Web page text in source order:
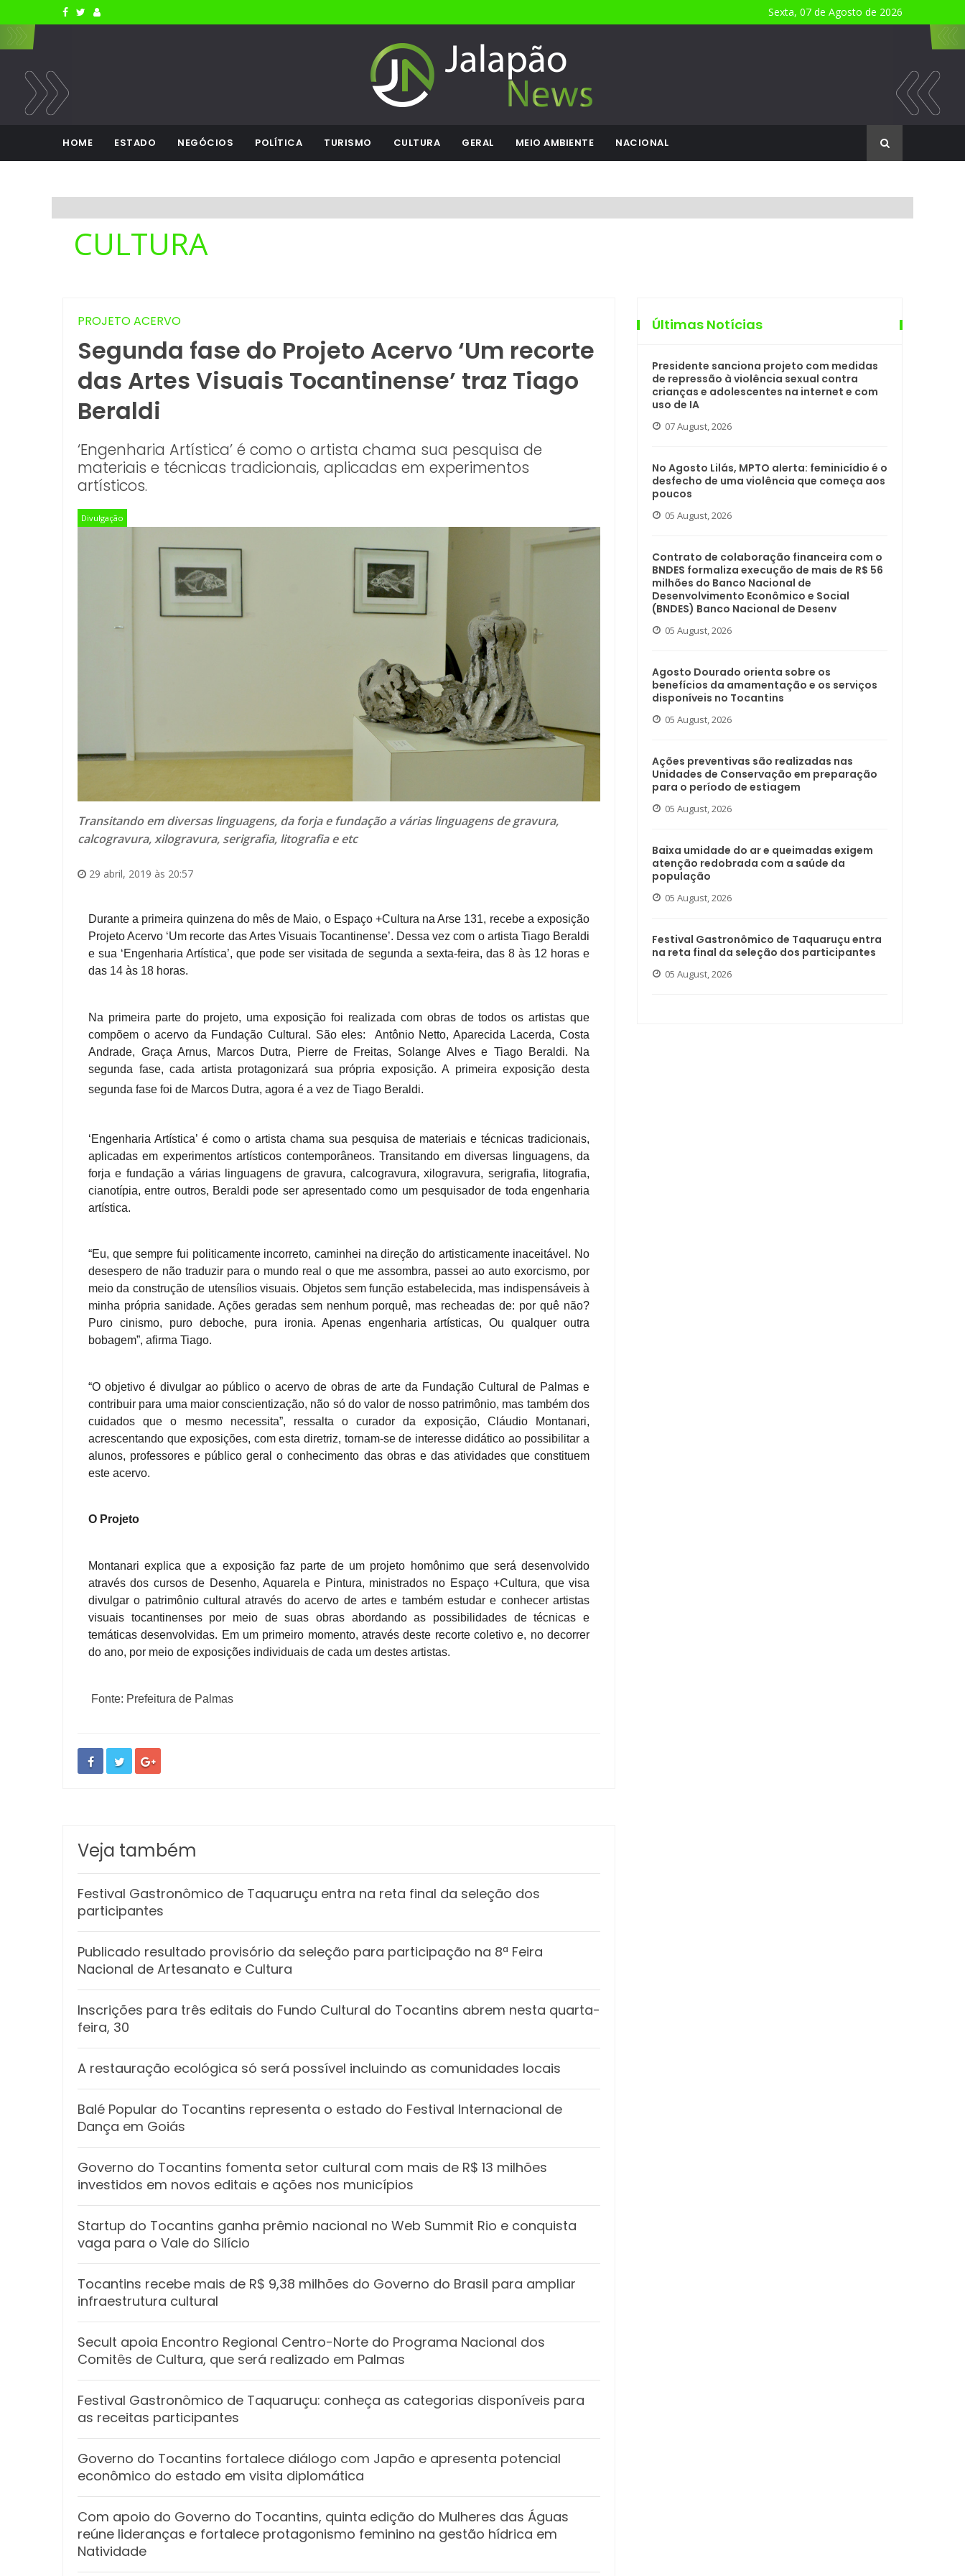
Sexta, 07 de Agosto de 2026
HOME ESTADO NEGÓCIOS POLÍTICA TURISMO CULTURA GERAL MEIO AMBIENTE NACIONAL
CULTURA
PROJETO ACERVO
Segunda fase do Projeto Acervo ‘Um recorte
das Artes Visuais Tocantinense’ traz Tiago
Beraldi
‘Engenharia Artística’ é como o artista chama sua pesquisa de
materiais e técnicas tradicionais, aplicadas em experimentos
artísticos.
Divulgação
Transitando em diversas linguagens, da forja e fundação a várias linguagens de gravura,
calcogravura, xilogravura, serigrafia, litografia e etc
29 abril, 2019 às 20:57
Durante a primeira quinzena do mês de Maio, o Espaço +Cultura na Arse 131, recebe a exposição
Projeto Acervo ‘Um recorte das Artes Visuais Tocantinense’. Dessa vez com o artista Tiago Beraldi
e sua ‘Engenharia Artística’, que pode ser visitada de segunda a sexta-feira, das 8 às 12 horas e
das 14 às 18 horas.
Na primeira parte do projeto, uma exposição foi realizada com obras de todos os artistas que
compõem o acervo da Fundação Cultural. São eles: Antônio Netto, Aparecida Lacerda, Costa
Andrade, Graça Arnus, Marcos Dutra, Pierre de Freitas, Solange Alves e Tiago Beraldi. Na
segunda fase, cada artista protagonizará sua própria exposição. A primeira exposição desta
segunda fase foi de Marcos Dutra, agora é a vez de Tiago Beraldi.
‘Engenharia Artística’ é como o artista chama sua pesquisa de materiais e técnicas tradicionais,
aplicadas em experimentos artísticos contemporâneos. Transitando em diversas linguagens, da
forja e fundação a várias linguagens de gravura, calcogravura, xilogravura, serigrafia, litografia,
cianotípia, entre outros, Beraldi pode ser apresentado como um pesquisador de toda engenharia
artística.
“Eu, que sempre fui politicamente incorreto, caminhei na direção do artisticamente inaceitável. No
desespero de não traduzir para o mundo real o que me assombra, passei ao auto exorcismo, por
meio da construção de utensílios visuais. Objetos sem função estabelecida, mas indispensáveis à
minha própria sanidade. Ações geradas sem nenhum porquê, mas recheadas de: por quê não?
Puro cinismo, puro deboche, pura ironia. Apenas engenharia artísticas, Ou qualquer outra
bobagem”, afirma Tiago.
“O objetivo é divulgar ao público o acervo de obras de arte da Fundação Cultural de Palmas e
contribuir para uma maior conscientização, não só do valor de nosso patrimônio, mas também dos
cuidados que o mesmo necessita”, ressalta o curador da exposição, Cláudio Montanari,
acrescentando que exposições, com esta diretriz, tornam-se de interesse didático ao possibilitar a
alunos, professores e público geral o conhecimento das obras e das atividades que constituem
este acervo.
O Projeto
Montanari explica que a exposição faz parte de um projeto homônimo que será desenvolvido
através dos cursos de Desenho, Aquarela e Pintura, ministrados no Espaço +Cultura, que visa
divulgar o patrimônio cultural através do acervo de artes e também estudar e conhecer artistas
visuais tocantinenses por meio de suas obras abordando as possibilidades de técnicas e
temáticas desenvolvidas. Em um primeiro momento, através deste recorte coletivo e, no decorrer
do ano, por meio de exposições individuais de cada um destes artistas.
Fonte: Prefeitura de Palmas
Veja também
Festival Gastronômico de Taquaruçu entra na reta final da seleção dos
participantes
Publicado resultado provisório da seleção para participação na 8ª Feira
Nacional de Artesanato e Cultura
Inscrições para três editais do Fundo Cultural do Tocantins abrem nesta quarta-
feira, 30
A restauração ecológica só será possível incluindo as comunidades locais
Balé Popular do Tocantins representa o estado do Festival Internacional de
Dança em Goiás
Governo do Tocantins fomenta setor cultural com mais de R$ 13 milhões
investidos em novos editais e ações nos municípios
Startup do Tocantins ganha prêmio nacional no Web Summit Rio e conquista
vaga para o Vale do Silício
Tocantins recebe mais de R$ 9,38 milhões do Governo do Brasil para ampliar
infraestrutura cultural
Secult apoia Encontro Regional Centro-Norte do Programa Nacional dos
Comitês de Cultura, que será realizado em Palmas
Festival Gastronômico de Taquaruçu: conheça as categorias disponíveis para
as receitas participantes
Governo do Tocantins fortalece diálogo com Japão e apresenta potencial
econômico do estado em visita diplomática
Com apoio do Governo do Tocantins, quinta edição do Mulheres das Águas
reúne lideranças e fortalece protagonismo feminino na gestão hídrica em
Natividade
Últimas Notícias
Presidente sanciona projeto com medidas
de repressão à violência sexual contra
crianças e adolescentes na internet e com
uso de IA
07 August, 2026
No Agosto Lilás, MPTO alerta: feminicídio é o
desfecho de uma violência que começa aos
poucos
05 August, 2026
Contrato de colaboração financeira com o
BNDES formaliza execução de mais de R$ 56
milhões do Banco Nacional de
Desenvolvimento Econômico e Social
(BNDES) Banco Nacional de Desenv
05 August, 2026
Agosto Dourado orienta sobre os
benefícios da amamentação e os serviços
disponíveis no Tocantins
05 August, 2026
Ações preventivas são realizadas nas
Unidades de Conservação em preparação
para o período de estiagem
05 August, 2026
Baixa umidade do ar e queimadas exigem
atenção redobrada com a saúde da
população
05 August, 2026
Festival Gastronômico de Taquaruçu entra
na reta final da seleção dos participantes
05 August, 2026